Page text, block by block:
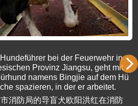
bei der Feuerwehr in
Provinz Jiangsu, geht mit
namens Bingjie auf dem Hü
spazieren, in der er arbeitet.
消防局的导盲犬欧阳洪红在消防